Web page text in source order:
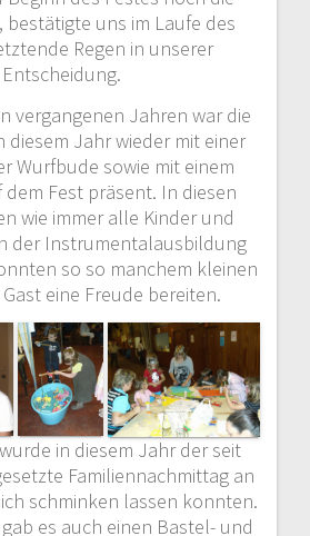
bestätigte uns im Laufe des
Regen in unserer
Entscheidung.
vergangenen Jahren war die
diesem Jahr wieder mit einer
Wurfbude sowie mit einem
Fest präsent. In diesen
wie immer alle Kinder und
der Instrumentalausbildung
so so manchem kleinen
eine Freude bereiten.
in diesem Jahr der seit
Familiennachmittag an
schminken lassen konnten.
es auch einen Bastel- und